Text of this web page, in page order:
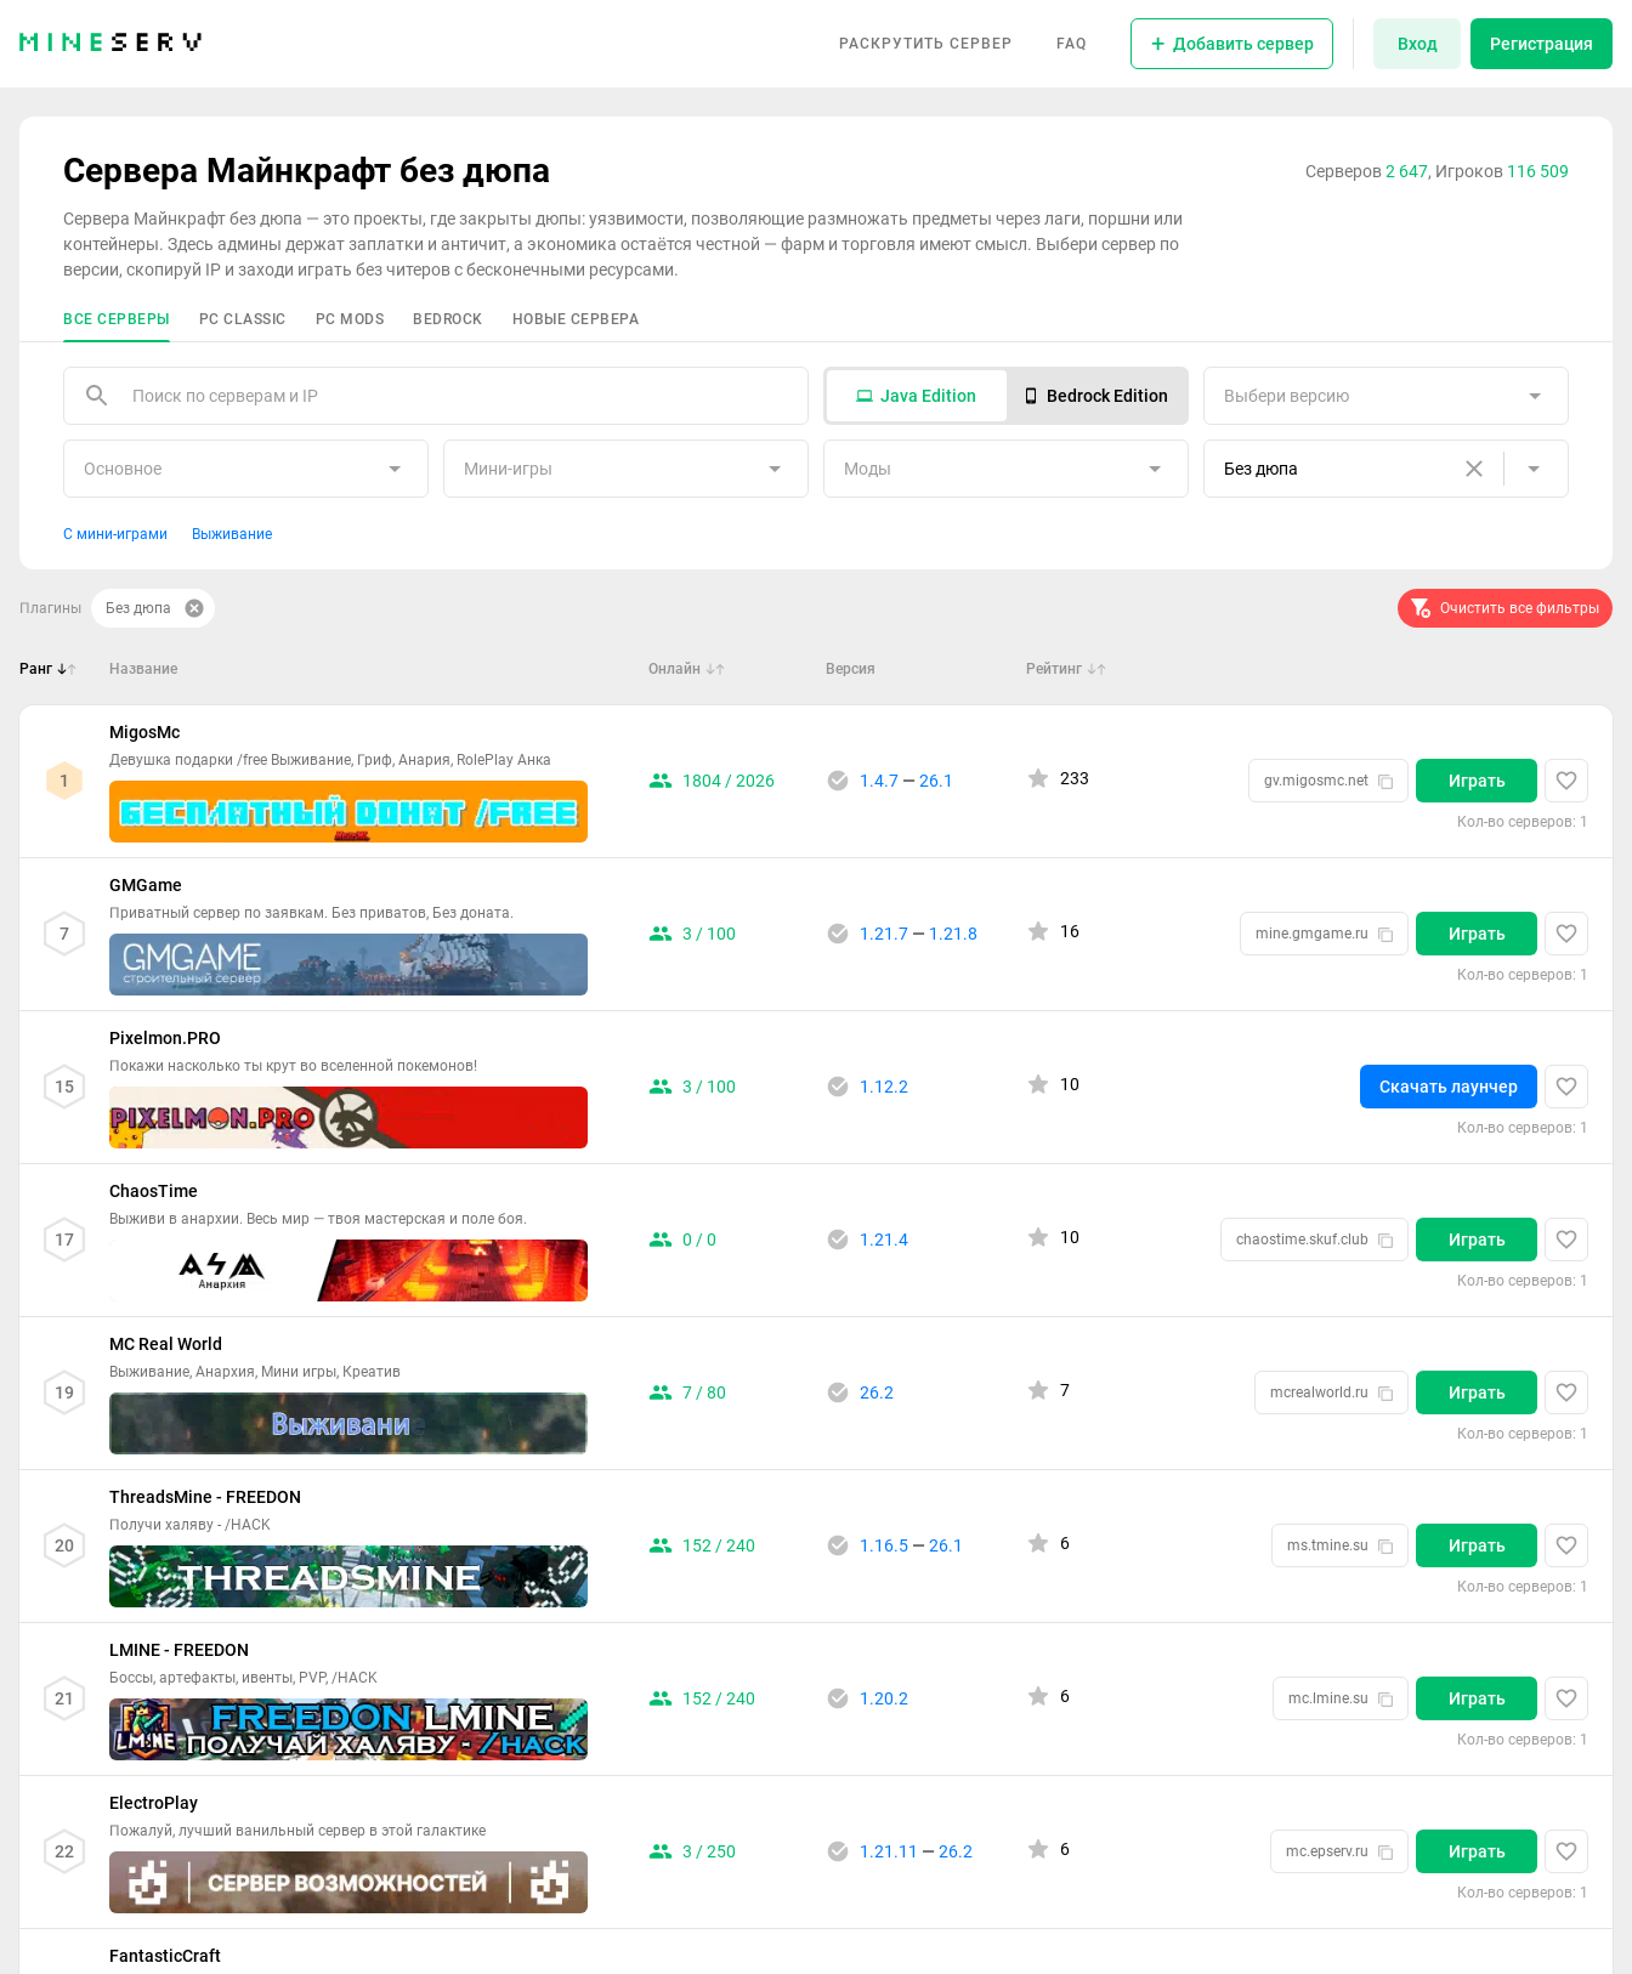
РАСКРУТИТЬ СЕРВЕР FAQ Добавить сервер Вход Регистрация
Сервера Майнкрафт без дюпа Серверов2 647, Игроков 116 509
Сервера Майнкрафт без дюпа — это проекты, где закрыты дюпы: уязвимости, позволяющие размножать предметы через лаги, поршни или
контейнеры. Здесь админы держат заплатки и античит, а экономика остаётся честной — фарм и торговля имеют смысл. Выбери сервер по
версии, скопируй IP и заходи играть без читеров с бесконечными ресурсами.
ВСЕ СЕРВЕРЫ PC CLASSIC PC MODS BEDROCK НОВЫЕ СЕРВЕРА
Java Edition Bedrock Edition Выбери версию
Основное Мини-игры Моды Без дюпа
С мини-играми Выживание
Плагины Без дюпа Очистить все фильтры
Ранг Название Онлайн Версия Рейтинг
1
MigosMc
Девушка подарки /free Выживание, Гриф, Анария, RolePlay Анка
1804 / 2026 1.4.7 — 26.1 233 gv.migosmc.net Играть
Кол-во серверов: 1
7
GMGame
Приватный сервер по заявкам. Без приватов, Без доната.
3 / 100 1.21.7 — 1.21.8 16 mine.gmgame.ru Играть
Кол-во серверов: 1
15
Pixelmon.PRO
Покажи насколько ты крут во вселенной покемонов!
3 / 100 1.12.2 10 Скачать лаунчер
Кол-во серверов: 1
17
ChaosTime
Выживи в анархии. Весь мир — твоя мастерская и поле боя.
0 / 0 1.21.4 10 chaostime.skuf.club Играть
Кол-во серверов: 1
19
MC Real World
Выживание, Анархия, Мини игры, Креатив
7 / 80 26.2 7 mcrealworld.ru Играть
Кол-во серверов: 1
20
ThreadsMine - FREEDON
Получи халяву - /HACK
152 / 240 1.16.5 — 26.1 6 ms.tmine.su Играть
Кол-во серверов: 1
21
LMINE - FREEDON
Боссы, артефакты, ивенты, PVP, /HACK
152 / 240 1.20.2 6 mc.lmine.su Играть
Кол-во серверов: 1
22
ElectroPlay
Пожалуй, лучший ванильный сервер в этой галактике
3 / 250 1.21.11 — 26.2 6 mc.epserv.ru Играть
Кол-во серверов: 1
FantasticCraft